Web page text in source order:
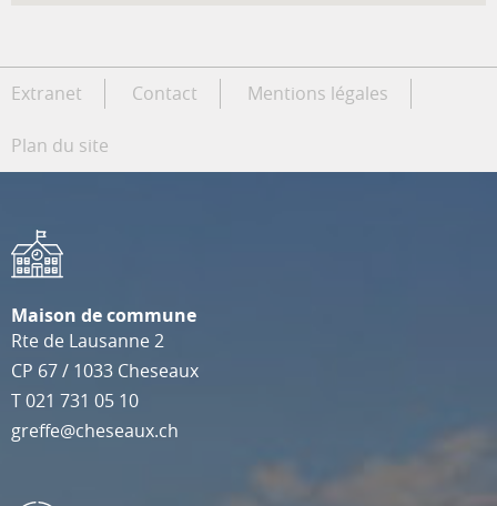
Extranet Contact Mentions légales
Plan du site
Maison de commune
Rte de Lausanne 2
CP 67/ 1033 Cheseaux
T021 731 05 10
greffe@cheseaux.ch